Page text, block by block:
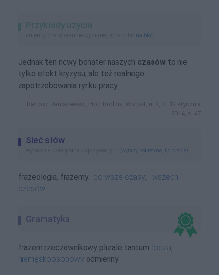
Przykłady użycia
autentyczne, starannie wybrane, zobacz też na blogu
Jednak ten nowy bohater naszych czasów to nie
tylko efekt kryzysu, ale też realnego
zapotrzebowania rynku pracy.
Bartosz Janiszewski, Piotr Rodzik, Wprost, nr 2, 7–12 stycznia
2014, s. 47
Sieć słów
wyrażenia powiązane z opisywanym ( wyrazy pokrewne kolokacje
frazeologia, frazemy: po wsze czasy;
wszech
czasów
Gramatyka
frazem rzeczownikowy plurale tantum rodzaj
niemęskoosobowy odmienny